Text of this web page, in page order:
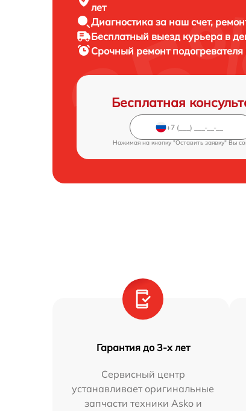
лет
Диагностика за наш счет,
Бесплатный выезд курьера в
Срочный ремонт
Бесплатная
Нажимая на кнопку "Оставить заявку" Вы
Гарантия до 3-х лет
Сервисный центр
устанавливает оригинальные
запчасти техники Asko и